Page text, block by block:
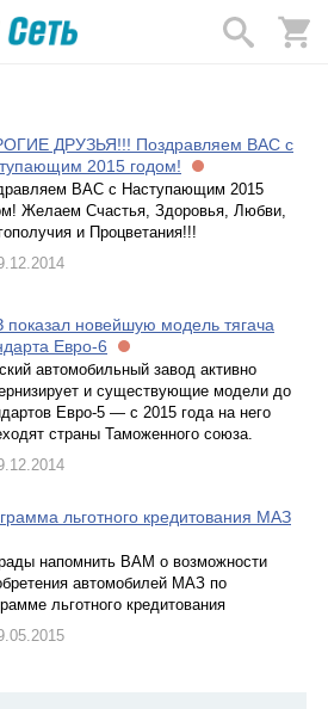
ДРУЗЬЯ!!! Поздравляем ВАС с
2015 годом!
ВАС с Наступающим 2015
Желаем Счастья, Здоровья, Любви,
и Процветания!!!
новейшую модель тягача
Евро-6
автомобильный завод активно
и существующие модели до
Евро-5 — с 2015 года на него
страны Таможенного союза.
льготного кредитования МАЗ
напомнить ВАМ о возможности
автомобилей МАЗ по
льготного кредитования